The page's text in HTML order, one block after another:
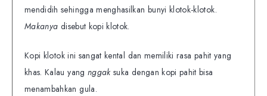
mendidih sehingga menghasilkan bunyi klotok-klotok.
Makanya disebut kopi klotok.
Kopi klotok ini sangat kental dan memiliki rasa pahit yang
khas. Kalau yang nggaksuka dengan kopi pahit bisa
menambahkan gula.